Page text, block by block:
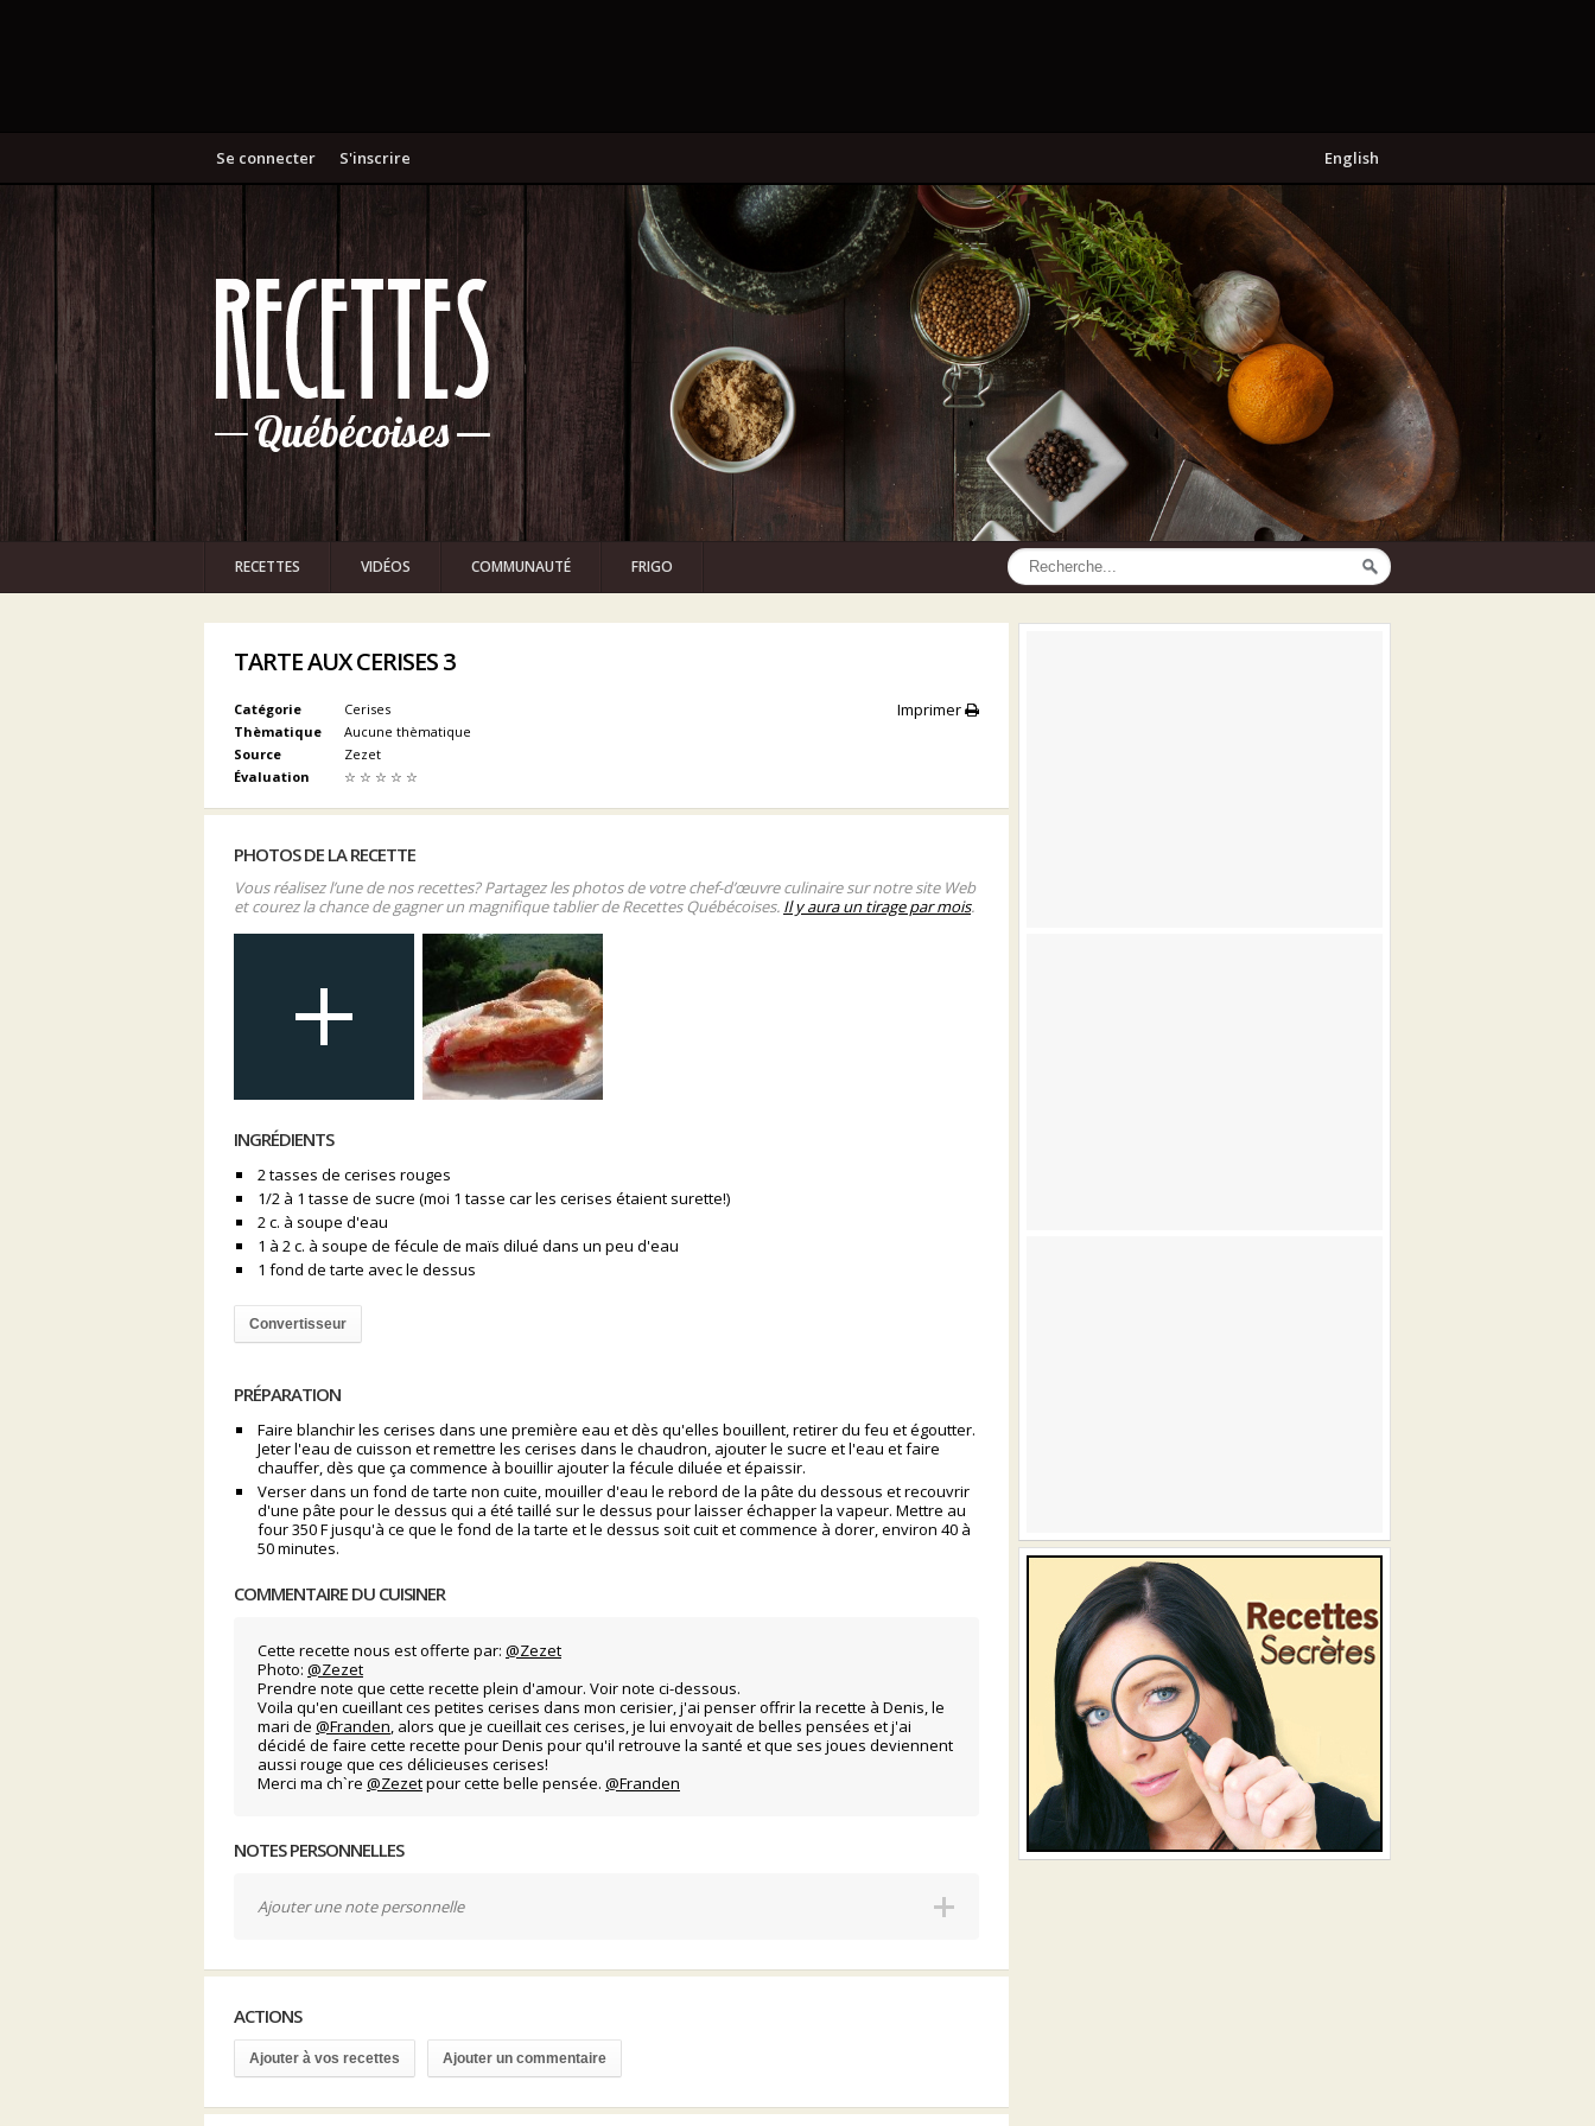
S'inscrire
Se connecter English
RECETTES VIDÉOS COMMUNAUTÉ FRIGO
TARTE AUX CERISES 3
Imprimer
Catégorie
Cerises
Thèmatique
Aucune thèmatique
Source
Zezet
Évaluation
☆ ☆ ☆ ☆ ☆
PHOTOS DE LA RECETTE
Vous réalisez l’une de nos recettes? Partagez les photos de votre chef-d’œuvre culinaire sur notre site Web
et courez la chance de gagner un magnifique tablier de Recettes Québécoises. Il y aura un tirage par mois.
INGRÉDIENTS
2 tasses de cerises rouges
1/2 à 1 tasse de sucre (moi 1 tasse car les cerises étaient surette!)
2 c. à soupe d'eau
1 à 2 c. à soupe de fécule de maïs dilué dans un peu d'eau
1 fond de tarte avec le dessus
Convertisseur
PRÉPARATION
Faire blanchir les cerises dans une première eau et dès qu'elles bouillent, retirer du feu et égoutter.
Jeter l'eau de cuisson et remettre les cerises dans le chaudron, ajouter le sucre et l'eau et faire
chauffer, dès que ça commence à bouillir ajouter la fécule diluée et épaissir.
Verser dans un fond de tarte non cuite, mouiller d'eau le rebord de la pâte du dessous et recouvrir
d'une pâte pour le dessus qui a été taillé sur le dessus pour laisser échapper la vapeur. Mettre au
four 350 F jusqu'à ce que le fond de la tarte et le dessus soit cuit et commence à dorer, environ 40 à
50 minutes.
COMMENTAIRE DU CUISINER
Cette recette nous est offerte par: @Zezet
Photo: @Zezet
Prendre note que cette recette plein d'amour. Voir note ci-dessous.
Voila qu'en cueillant ces petites cerises dans mon cerisier, j'ai penser offrir la recette à Denis, le
mari de @Franden, alors que je cueillait ces cerises, je lui envoyait de belles pensées et j'ai
décidé de faire cette recette pour Denis pour qu'il retrouve la santé et que ses joues deviennent
aussi rouge que ces délicieuses cerises!
Merci ma ch`re @Zezetpour cette belle pensée. @Franden
NOTES PERSONNELLES
Ajouter une note personnelle
ACTIONS
Ajouter à vos recettes Ajouter un commentaire